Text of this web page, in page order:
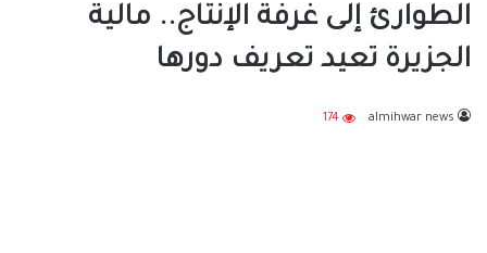
الطوارئ إلى غرفة الإنتاج.. مالية
الجزيرة تعيد تعريف دورها
almihwar news
174